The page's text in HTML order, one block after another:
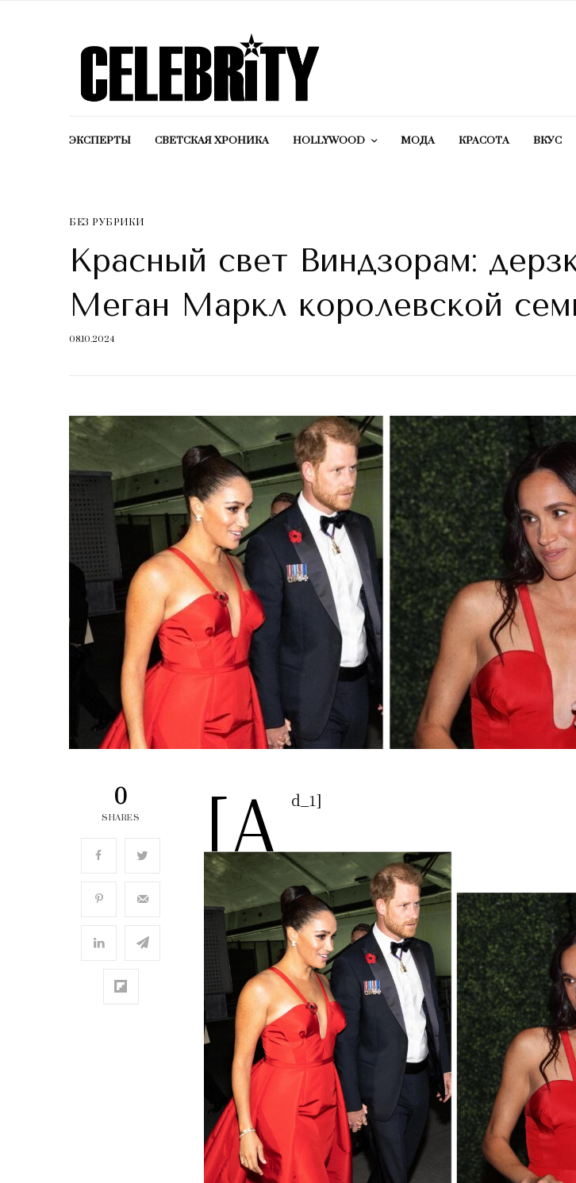
ЭКСПЕРТЫ СВЕТСКАЯ ХРОНИКА HOLLYWOOD МОДА КРАСОТA ВКУС
БЕЗ РУБРИКИ
Красный свет Виндзорам:
Меган Маркл королевской
08.10.2024
0
SHARES [a d_1]